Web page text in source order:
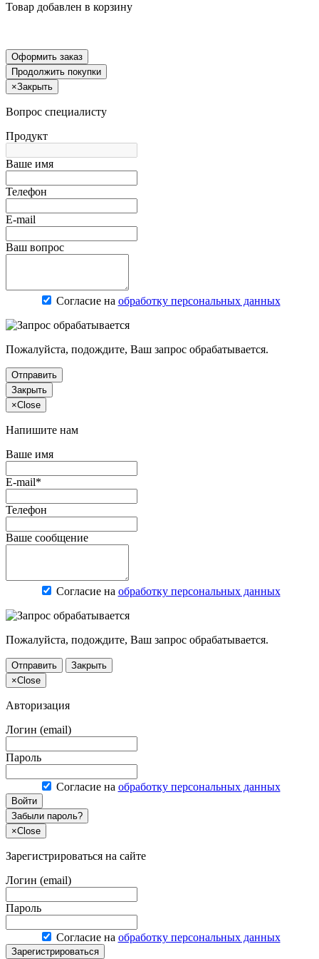
Товар добавлен в корзину
Оформить заказ
Продолжить покупки
×Закрыть
Вопрос специалисту
Продукт
Ваше имя
Телефон
E-mail
Ваш вопрос
Согласие на обработку персональных данных
Пожалуйста, подождите, Ваш запрос обрабатывается.
Отправить
Закрыть
×Close
Напишите нам
Ваше имя
E-mail*
Телефон
Ваше сообщение
Согласие на обработку персональных данных
Пожалуйста, подождите, Ваш запрос обрабатывается.
Отправить
Закрыть
×Close
Авторизация
Логин (email)
Пароль
Согласие на обработку персональных данных
Войти
Забыли пароль?
×Close
Зарегистрироваться на сайте
Логин (email)
Пароль
Согласие на обработку персональных данных
Зарегистрироваться